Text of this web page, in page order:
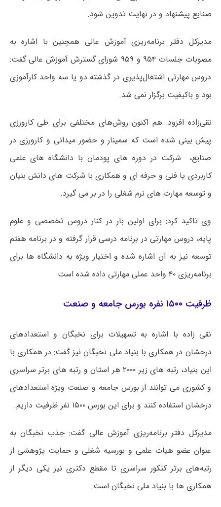
صنایع پیشنهاد و در نهایت تدوین شود.
مدیرکل دفتر برنامه‌ریزی آموزش عالی همچنین با اشاره به
مصوبات جلسات ۹۵۴ و ۹۵۹ شورای گسترش آموزش عالی گفت:
دروس مهارتی اشتغال‌پذیری در گذشته دو یا سه واحد کارآموزی
بود و باکیفیت برگزار نمی شد.
نقی‌زاده افزود: هم اکنون روش‌های مختلفی برای طی کارورزی
پیش بینی شده است که سمینار و حضور میدانی و کارورزی در
صنایع، شرکت در دوره های پودمان با دانشگاه های علمی
کاربردی یا فنی و حرفه ای و همکاری با شرکت های دانش بنیان
و توسعه مهارت های نرم شغلی را در بر می گیرد.
وی تاکید کرد: برای اولین بار در کنار دروس تخصصی و علوم
پایه، دروس مهارتی در برنامه درسی قرار گرفته و در برنامه هفتم
توسعه نیز به آن اشاره شده و اختیار ویژه به دانشگاه ها برای
برنامه‌ریزی ۴۰ واحد عملی مهارتی داده شده است
ظرفیت ۱۵۰۰ نفره بورس جامعه و صنعت
نقی زاده با اشاره به تسهیلات برای نخبگان و استعدادهای
درخشان در همکاری با بنیاد ملی نخبگان نیز گفت: در همکاری با
این بنیاد، رتبه های زیر ۲۰۰۰ هر استان و رتبه های برتر سراسری
و کشوری می توانند از بورس جامعه و صنعت ویژه استعدادهای
درخشان استفاده کنند و برای این بورس ۱۵۰۰ نفر ظرفیت داریم.
مدیرکل دفتر برنامه‌ریزی آموزش عالی گفت: جذب نخبگان به
عنوان عضو هیات علمی و بورسیه شغلی و حمایت پژوهشی از
رتبه‌های برتر کنکور سراسری تا مقطع دکتری نیز یکی دیگر از
همکاری ها با بنیاد ملی نخبگان است.